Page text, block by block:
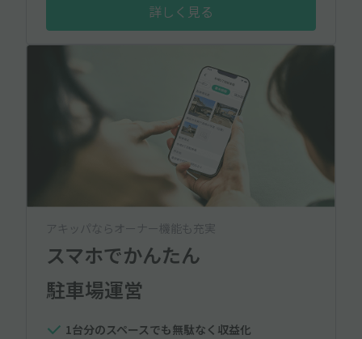
詳しく見る
アキッパならオーナー機能も充実
スマホでかんたん
駐車場運営
1台分のスペースでも無駄なく収益化